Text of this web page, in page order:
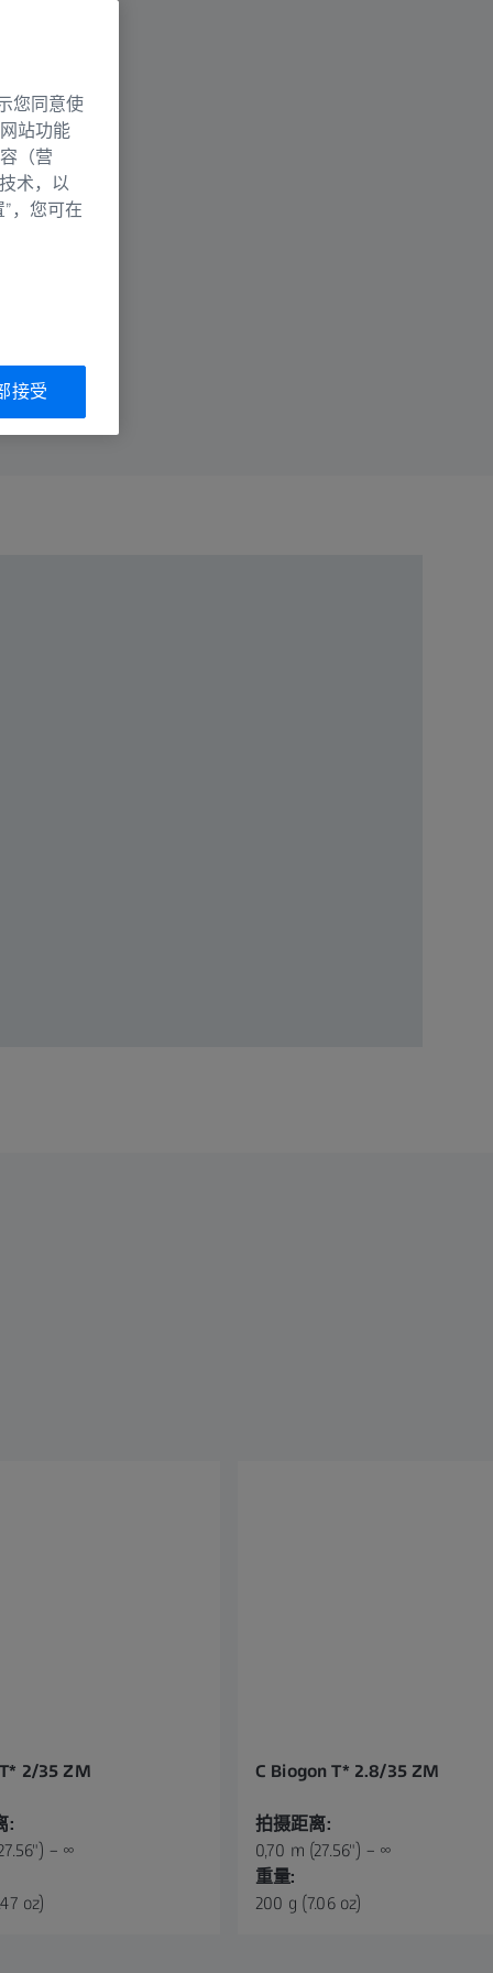
2/35 ZM
:
– ∞
oz)
C Biogon T* 2.8/35 ZM
拍摄距离:
0,70 m (27.56") – ∞
重量:
200 g (7.06 oz)
您同意使
站功能
（营
术，以
，您可在
接受